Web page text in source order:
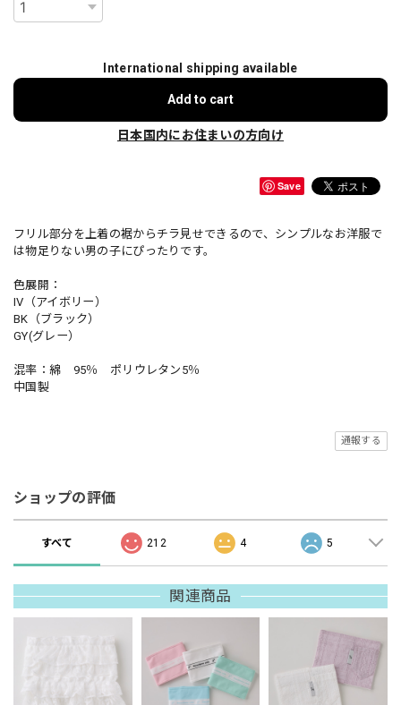
International shipping available
Add to cart
日本国内にお住まいの方向け
Save
フリル部分を上着の裾からチラ見せできるので、シンプルなお洋服で
は物足りない男の子にぴったりです。
色展開：
IV（アイボリー）
BK（ブラック）
GY(グレー）
混率：綿 95％ ポリウレタン5％
中国製
通報する
ショップの評価
すべて 212 4 5
関連商品